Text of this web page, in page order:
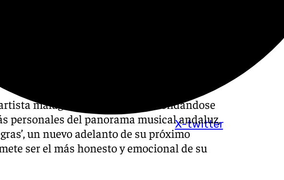
X-twitter
malagueño que sigue consolidándose
personales del panorama musical andaluz,
un nuevo adelanto de su próximo
ser el más honesto y emocional de su